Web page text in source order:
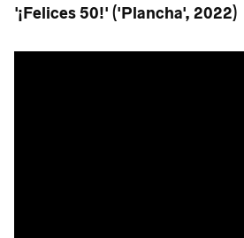
'¡Felices 50!' ('Plancha', 2022)